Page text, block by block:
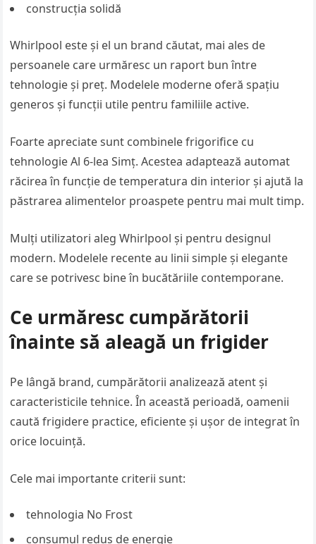
construcția solidă
Whirlpool este și el un brand căutat, mai ales de
persoanele care urmăresc un raport bun între
tehnologie și preț. Modelele moderne oferă spațiu
generos și funcții utile pentru familiile active.
Foarte apreciate sunt combinele frigorifice cu
tehnologie Al 6-lea Simț. Acestea adaptează automat
răcirea în funcție de temperatura din interior și ajută la
păstrarea alimentelor proaspete pentru mai mult timp.
Mulți utilizatori aleg Whirlpool și pentru designul
modern. Modelele recente au linii simple și elegante
care se potrivesc bine în bucătăriile contemporane.
Ce urmăresc cumpărătorii
înainte să aleagă un frigider
Pe lângă brand, cumpărătorii analizează atent și
caracteristicile tehnice. În această perioadă, oamenii
caută frigidere practice, eficiente și ușor de integrat în
orice locuință.
Cele mai importante criterii sunt:
tehnologia No Frost
consumul redus de energie